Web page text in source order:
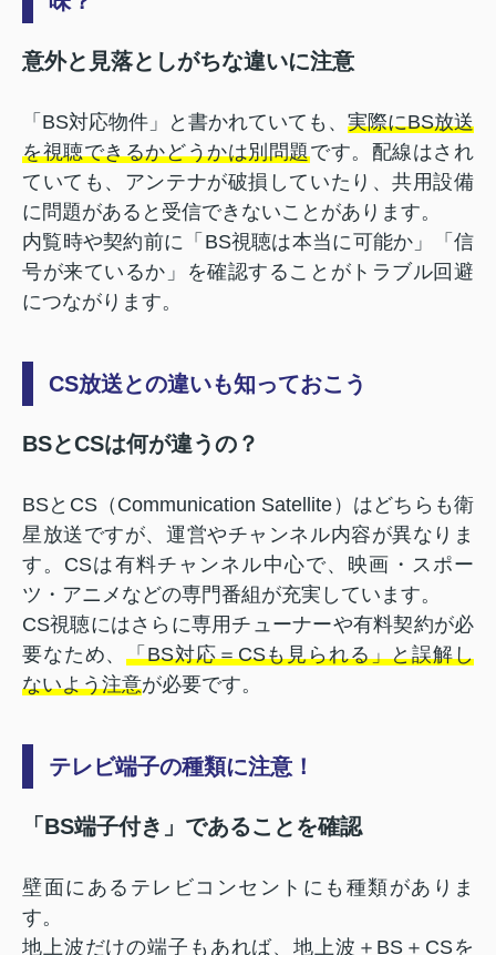
意外と見落としがちな違いに注意
「BS対応物件」と書かれていても、 実際にBS放送
を視聴できるかどうかは別問題です。配線はされ
ていても、アンテナが破損していたり、共用設備
に問題があると受信できないことがあります。
内覧時や契約前に「BS視聴は本当に可能か」「信
号が来ているか」を確認することがトラブル回避
につながります。
CS放送との違いも知っておこう
BSとCSは何が違うの？
BSとCS（Communication Satellite）はどちらも衛
星放送ですが、運営やチャンネル内容が異なりま
す。CSは有料チャンネル中心で、映画・スポー
ツ・アニメなどの専門番組が充実しています。
CS視聴にはさらに専用チューナーや有料契約が必
要なため、「BS対応＝CSも見られる」と誤解し
ないよう注意が必要です。
テレビ端子の種類に注意！
「BS端子付き」であることを確認
壁面にあるテレビコンセントにも種類がありま
す。
地上波だけの端子もあれば、地上波＋BS＋CSを